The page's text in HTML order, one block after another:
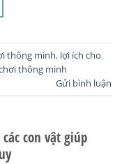
thông minh, lợi ích cho
thông minh
Gửi bình luận
con vật giúp